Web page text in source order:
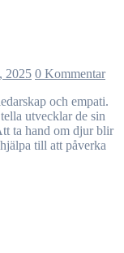
2025 0 Kommentar
utvecklar de sin
ta hand om djur blir
till att påverka